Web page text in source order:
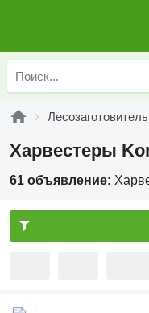
Харвестеры
61 объявление: